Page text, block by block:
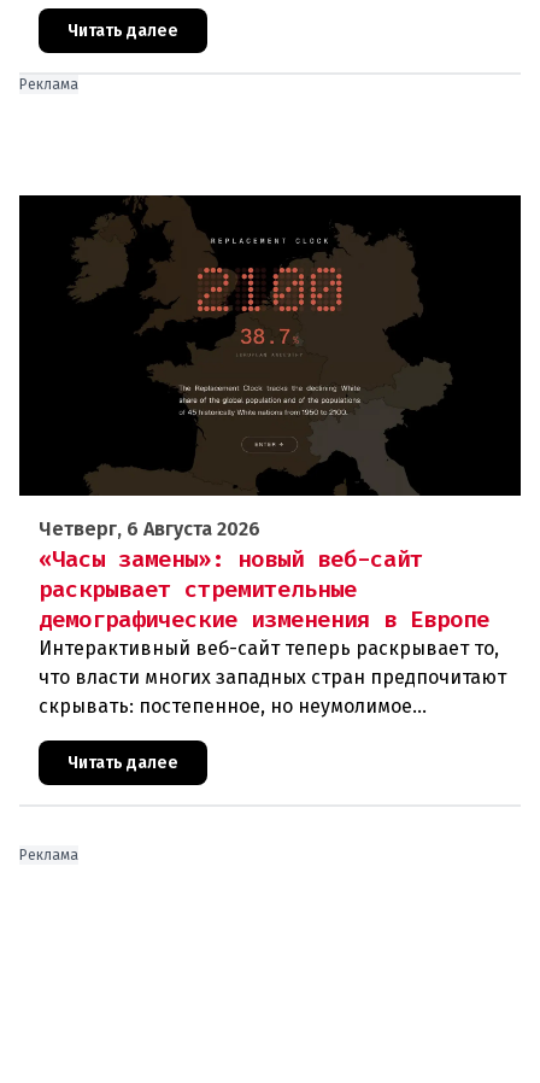
В ходе тушения пострадали шесте
Читать далее
Реклама
Четверг, 6 Августа 2026
«Часы замены»: новый веб-сайт
раскрывает стремительные
демографические изменения в Европе
Интерактивный веб-сайт теперь раскрывает то,
что власти многих западных стран предпочитают
скрывать: постепенное, но неумолимое
сокращение численности населения
европейского происхождения. «Часы замен
Читать далее
Реклама